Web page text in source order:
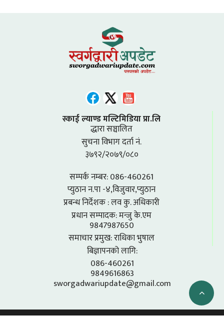
स्काई ल्याण्ड मल्टिमिडिया प्रा.लि
द्धारा सञ्चालित
सुचना विभाग दर्ता नं.
३७९२/२०७९/०८०
सम्पर्क नम्बर: 086-460261
प्युठान न.पा -४,विजुवार,प्युठान
प्रबन्ध निर्देशक : लव कु. अधिकारी
प्रधान सम्पादक: मन्जु के.एम
9847987650
समाचार प्रमुख: राधिका भुषाल
बिज्ञापनको लागि:
086-460261
9849616863
sworgadwariupdate@gmail.com